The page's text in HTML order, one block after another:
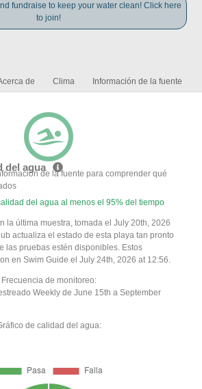
fundraise to keep your water clean! Click here
to join!
de Clima Información de la fuente
del aguade la fuente para comprender qué
del agua al menos el 95% del tiempo
la última muestra, tomada el July 20th, 2026
actualiza el estado de esta playa tan pronto
las pruebas estén disponibles. Estos
en Swim Guide el July 24th, 2026 at 12:56.
Frecuencia de monitoreo:
Weekly de June 15th a September
de calidad del agua: